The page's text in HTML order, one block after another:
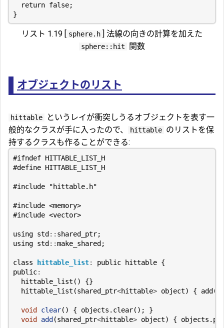
return false;
}
リスト 1.19 [ sphere.h ] 法線の向きの計算を加えた
sphere::hit 関数
オブジェクトのリスト
hittable
というレイが衝突しうるオブジェクトを表す一
般的なクラスが手に入ったので、
hittable のリストを保
持するクラスも作ることができる:
#include "hittable.h"
#include <memory>
#include <vector>
using std :: shared_ptr;
using std ::make_shared ;
class hittable_list: public hittable {
public:
hittable_list ()
{}
hittable_list (shared_ptr<hittable> object) { add (
void clear() { objects . clear();
}
void
add (shared_ptr<hittable> object) { objects .